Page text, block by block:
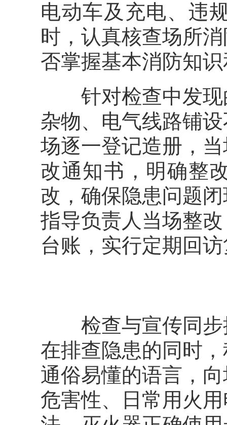
电动车及充电、违
时，认真核查场所
否掌握基本消防知
针对检查中发现
杂物、电气线路铺
场逐一登记造册，
改通知书，明确整
改，确保隐患问题
指导负责人当场整
台账，实行定期回
检查与宣传同步
在排查隐患的同时
通俗易懂的语言，
危害性、日常用火